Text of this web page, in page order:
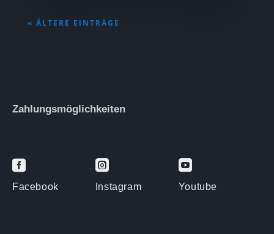
« ÄLTERE EINTRÄGE
Zahlungsmöglichkeiten

Facebook

Instagram

Youtube